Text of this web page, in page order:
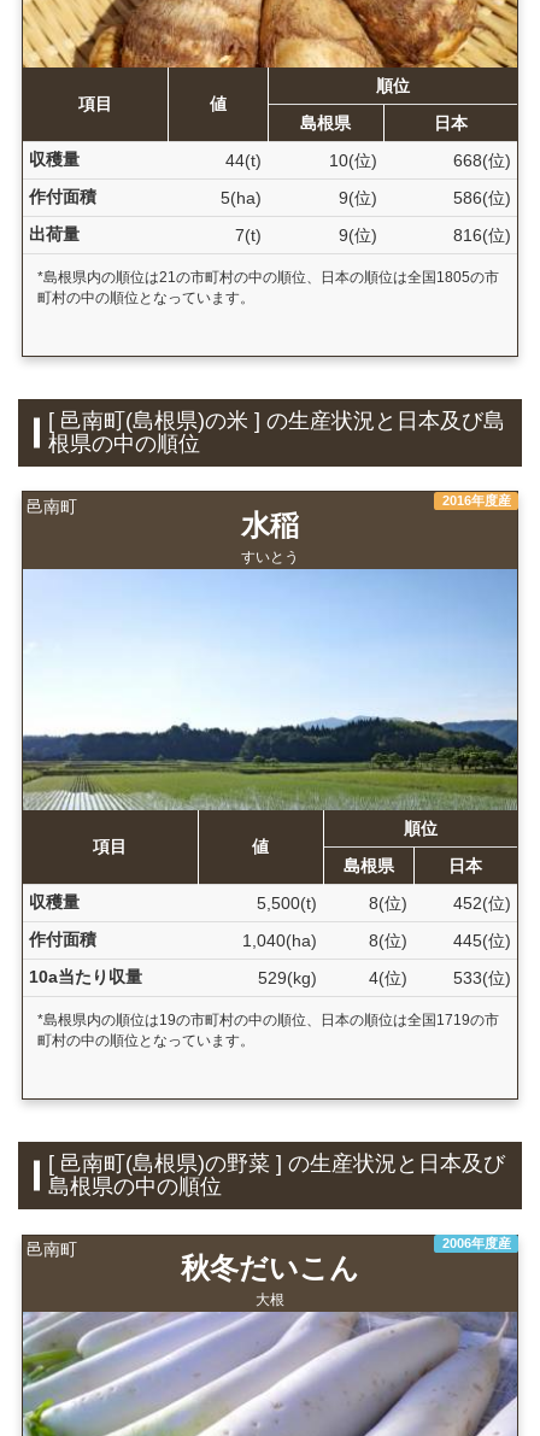
項目 値
順位
島根県
日本
収穫量
44(t) 10(位)
668(位)
作付面積
5(ha) 9(位)
586(位)
出荷量
7(t) 9(位) 816(位)
*島根県内の順位は21の市町村の中の順位、日本の順位は全国1805の市
町村の中の順位となっています。
[ 邑南町(島根県)の米 ] の生産状況と日本及び島
根県の中の順位
邑南町 2016年度産
水稲
すいとう
項目 値
順位
島根県
日本
収穫量
5,500(t) 8(位)
452(位)
作付面積
1,040(ha) 8(位)
445(位)
10a当たり収量
529(kg) 4(位) 533(位)
*島根県内の順位は19の市町村の中の順位、日本の順位は全国1719の市
町村の中の順位となっています。
[ 邑南町(島根県)の野菜 ] の生産状況と日本及び
島根県の中の順位
邑南町 2006年度産
秋冬だいこん
大根